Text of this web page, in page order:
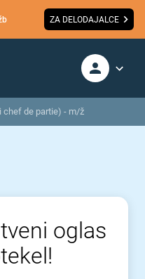
ZA DELODAJALCE
chef de partie) - m/ž
oglas